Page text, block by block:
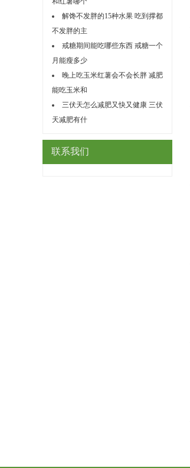
解馋不发胖的15种水果 吃到撑都
不发胖的主
戒糖期间能吃哪些东西 戒糖一个
月能瘦多少
晚上吃玉米红薯会不会长胖 减肥
能吃玉米和
三伏天怎么减肥又快又健康 三伏
天减肥有什
联系我们